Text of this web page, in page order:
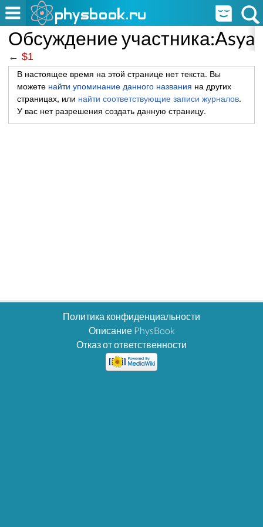
Обсуждение
← $1
В настоящее время на этой странице нет текста. Вы
можете найти упоминание данного названия на других
страницах, или найти соответствующие записи журналов.
У вас нет разрешения создать данную страницу.
Политика конфиденциальности
Описание PhysBook
Отказ от ответственности